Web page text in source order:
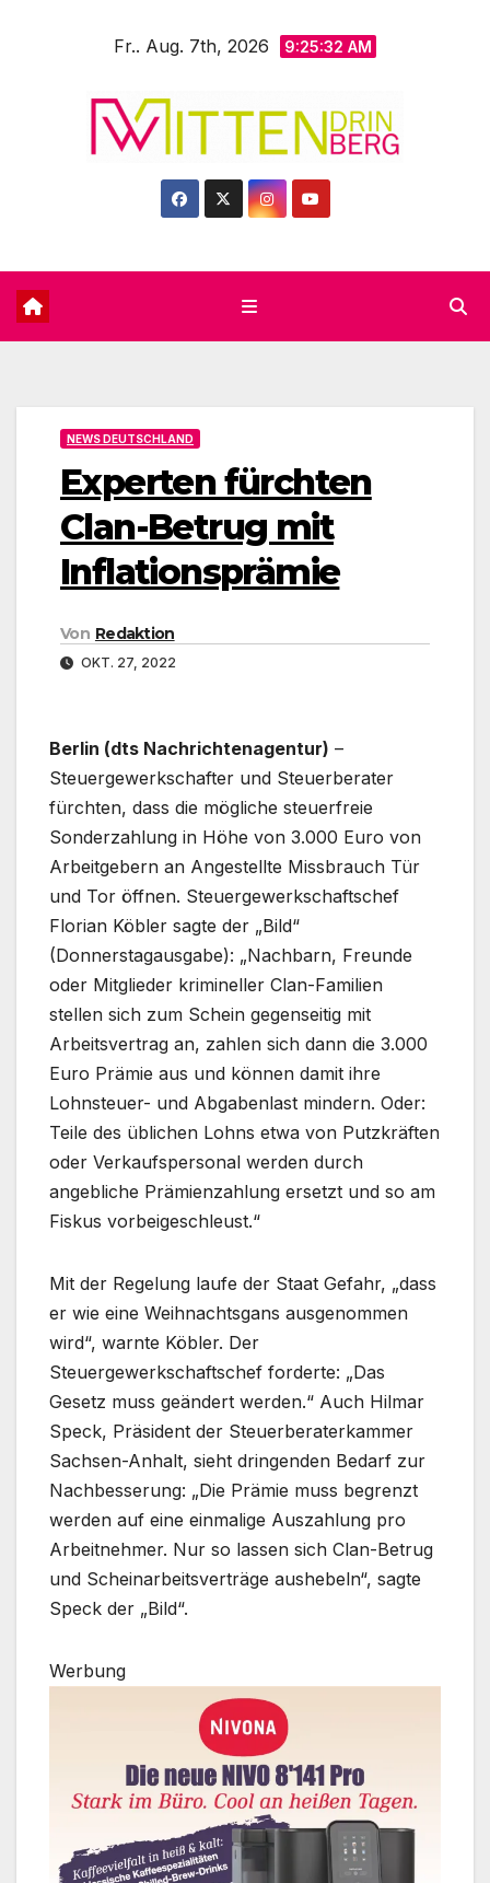
Fr.. Aug. 7th, 2026 9:25:34 AM
NEWS DEUTSCHLAND
Experten fürchten
Clan-Betrug mit
Inflationsprämie
Von Redaktion
OKT. 27, 2022
Berlin (dts Nachrichtenagentur) –
Steuergewerkschafter und Steuerberater
fürchten, dass die mögliche steuerfreie
Sonderzahlung in Höhe von 3.000 Euro von
Arbeitgebern an Angestellte Missbrauch Tür
und Tor öffnen. Steuergewerkschaftschef
Florian Köbler sagte der „Bild“
(Donnerstagausgabe): „Nachbarn, Freunde
oder Mitglieder krimineller Clan-Familien
stellen sich zum Schein gegenseitig mit
Arbeitsvertrag an, zahlen sich dann die 3.000
Euro Prämie aus und können damit ihre
Lohnsteuer- und Abgabenlast mindern. Oder:
Teile des üblichen Lohns etwa von Putzkräften
oder Verkaufspersonal werden durch
angebliche Prämienzahlung ersetzt und so am
Fiskus vorbeigeschleust.“
Mit der Regelung laufe der Staat Gefahr, „dass
er wie eine Weihnachtsgans ausgenommen
wird“, warnte Köbler. Der
Steuergewerkschaftschef forderte: „Das
Gesetz muss geändert werden.“ Auch Hilmar
Speck, Präsident der Steuerberaterkammer
Sachsen-Anhalt, sieht dringenden Bedarf zur
Nachbesserung: „Die Prämie muss begrenzt
werden auf eine einmalige Auszahlung pro
Arbeitnehmer. Nur so lassen sich Clan-Betrug
und Scheinarbeitsverträge aushebeln“, sagte
Speck der „Bild“.
Werbung